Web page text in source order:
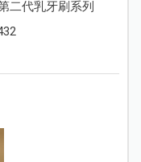
二代乳牙刷系列